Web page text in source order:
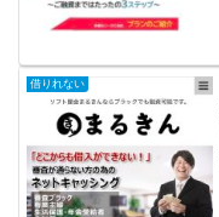
借りれない